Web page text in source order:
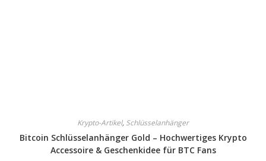
Krypto-Artikel, Schlüsselanhänger
Bitcoin Schlüsselanhänger Gold – Hochwertiges Krypto
Accessoire & Geschenkidee für BTC Fans